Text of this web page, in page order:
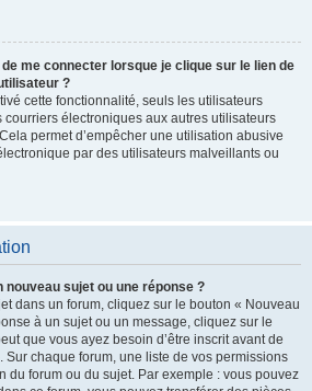
de me connecter lorsque je clique sur le lien de
?
cette fonctionnalité, seuls les utilisateurs
électroniques aux autres utilisateurs
permet d’empêcher une utilisation abusive
par des utilisateurs malveillants ou
sujet ou une réponse ?
dans un forum, cliquez sur le bouton « Nouveau
à un sujet ou un message, cliquez sur le
que vous ayez besoin d’être inscrit avant de
chaque forum, une liste de vos permissions
du forum ou du sujet. Par exemple : vous pouvez